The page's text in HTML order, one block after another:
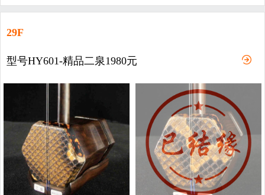
29F
型号HY601-精品二泉1980元